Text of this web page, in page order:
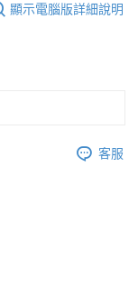
顯示電腦版詳細說明
客服